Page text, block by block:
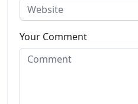
Your Comment